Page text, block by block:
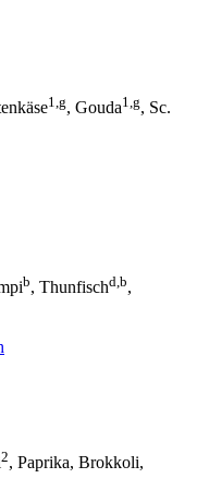
1,g, Gouda1,g, Sc.
b, Thunfischd,b,
2, Paprika, Brokkoli,